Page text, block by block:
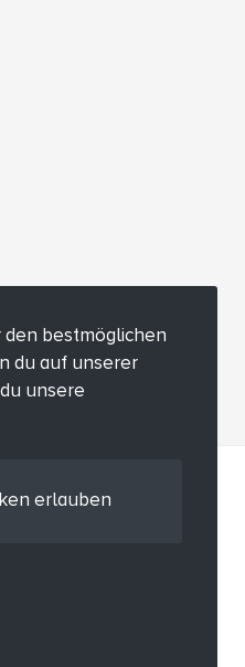
den bestmöglichen
du auf unserer
unsere
erlauben